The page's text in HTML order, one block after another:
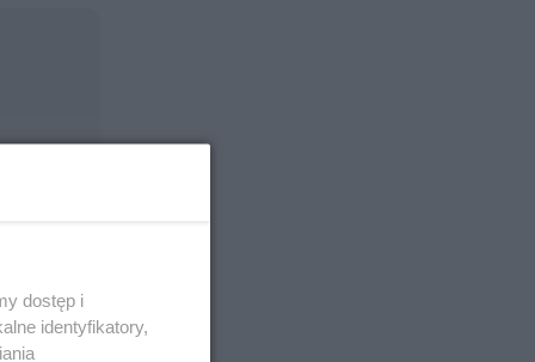
dostęp i
identyfikatory,